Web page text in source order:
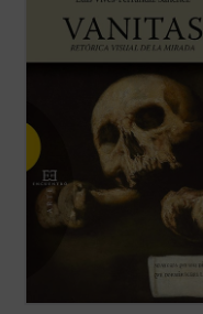
desde una perspectiva culturalista. La
es como un puzzle cuyas piezas
provienen de otros ámbitos temáticos
próximos: la idea de la brevedad de la ...